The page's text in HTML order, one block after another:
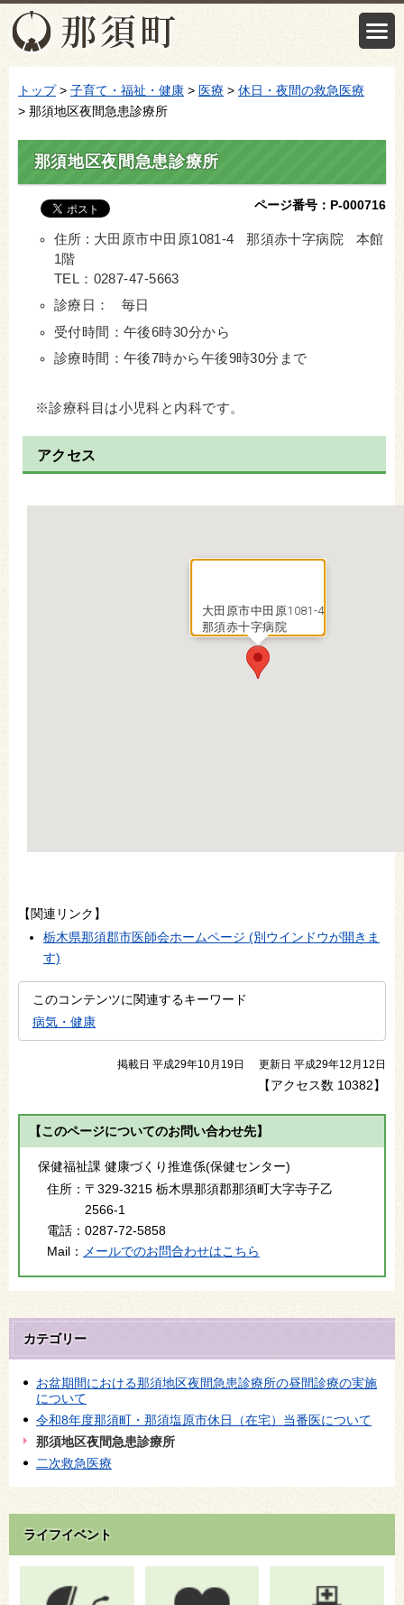
トップ> 子育て・福祉・健康 > 医療 > 休日・夜間の救急医療
> 那須地区夜間急患診療所
那須地区夜間急患診療所
ページ番号：P-000716
住所 : 大田原市中田原1081-4 那須赤十字病院 本館
1階
TEL：0287-47-5663
診療日： 毎日
受付時間：午後6時30分から
診療時間：午後7時から午後9時30分まで
※診療科目は小児科と内科です。
アクセス
大田原市中田原1081-4
那須赤十字病院
【関連リンク】
栃木県那須郡市医師会ホームページ (別ウインドウが開きま
す)
このコンテンツに関連するキーワード
病気・健康
掲載日 平成29年10月19日 更新日 平成29年12月12日
【アクセス数 10382】
【このページについてのお問い合わせ先】
保健福祉課 健康づくり推進係(保健センター)
住所： 〒329-3215 栃木県那須郡那須町大字寺子乙
2566-1
電話： 0287-72-5858
Mail：
メールでのお問合わせはこちら
カテゴリー
お盆期間における那須地区夜間急患診療所の昼間診療の実施
について
令和8年度那須町・那須塩原市休日（在宅）当番医について
那須地区夜間急患診療所
二次救急医療
ライフイベント